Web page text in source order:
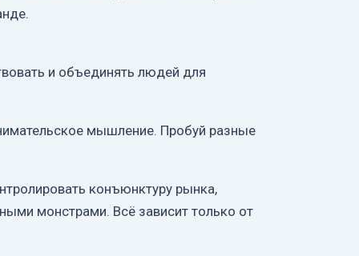
и объединять людей для
мышление. Пробуй разные
конъюнктуру рынка,
монстрами. Всё зависит только от